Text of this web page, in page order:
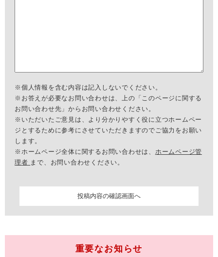
※個人情報を含む内容は記入しないでください。
※お答えが必要なお問い合わせは、上の「このページに関する
お問い合わせ先」からお問い合わせください。
※いただいたご意見は、より分かりやすく役に立つホームペー
ジとするために参考にさせていただきますのでご協力をお願い
します。
※ホームページ全体に関するお問い合わせは、 ホームページ管
理者 まで、お問い合わせください。
重要なお知らせ